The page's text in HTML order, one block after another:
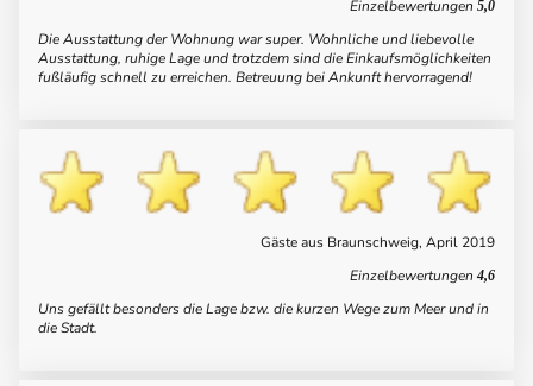
Einzelbewertungen 5,0
Die Ausstattung der Wohnung war super. Wohnliche und liebevolle
Ausstattung, ruhige Lage und trotzdem sind die Einkaufsmöglichkeiten
fußläufig schnell zu erreichen. Betreuung bei Ankunft hervorragend!
Gäste aus Braunschweig, April 2019
Einzelbewertungen 4,6
Uns gefällt besonders die Lage bzw. die kurzen Wege zum Meer und in
die Stadt.